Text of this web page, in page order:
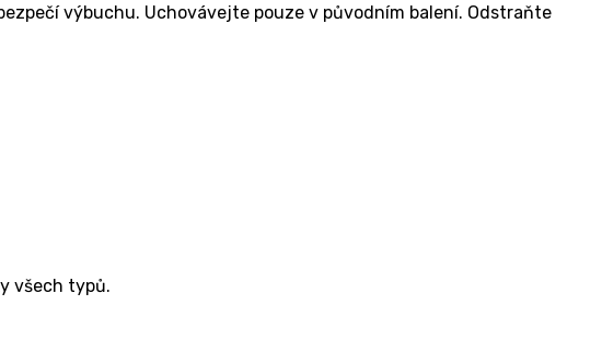
výbuchu. Uchovávejte pouze v původním balení. Odstraňte
všech typů.